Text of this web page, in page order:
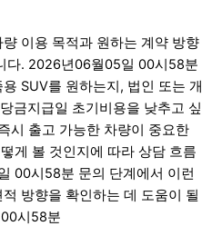
이용 목적과 원하는 계약 방향
다. 2026년06월05일 00시58분
SUV를 원하는지, 법인 또는 개
금지급일 초기비용을 낮추고 싶
시 출고 가능한 차량이 중요한
게 볼 것인지에 따라 상담 흐름
00시58분 문의 단계에서 이런
방향을 확인하는 데 도움이 될
시58분